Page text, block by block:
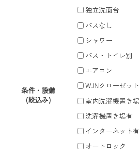
条件・設備
(絞込み)
独立洗面台
バスなし
シャワー
バス・トイレ別
エアコン
W.INクローゼット
室内洗濯機置き場
洗濯機置き場有
インターネット有
オートロック